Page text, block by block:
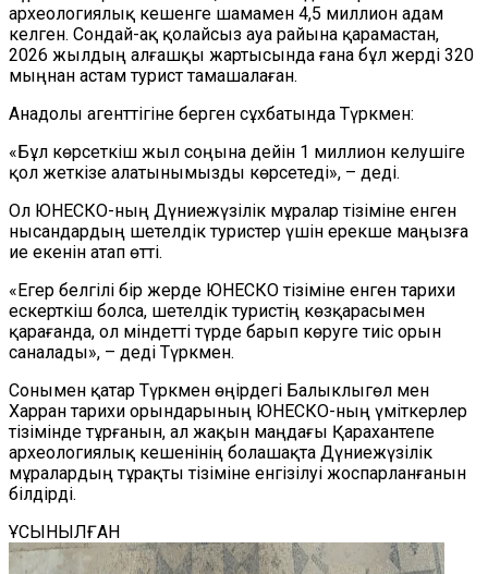
археологиялық кешенге шамамен 4,5 миллион адам
келген. Сондай-ақ қолайсыз ауа райына қарамастан,
2026 жылдың алғашқы жартысында ғана бұл жерді 320
мыңнан астам туристтамашалаған.
Анадолы агенттігіне берген сұхбатында Түркмен:
«Бұл көрсеткіш жыл соңына дейін 1 миллион келушіге
қол жеткізе алатынымызды көрсетеді», – деді.
Ол ЮНЕСКО-ның Дүниежүзілік мұралар тізіміне енген
нысандардың шетелдік туристер үшін ерекше маңызға
ие екенін атап өтті.
«Егер белгілі бір жерде ЮНЕСКО тізіміне енген тарихи
ескерткіш болса, шетелдік туристің көзқарасымен
қарағанда, ол міндетті түрде барып көруге тиіс орын
саналады», – деді Түркмен.
Сонымен қатар Түркмен өңірдегі Балыклыгөл мен
Харран тарихи орындарының ЮНЕСКО-ның үміткерлер
тізімінде тұрғанын, ал жақын маңдағы Қарахантепе
археологиялық кешенінің болашақта Дүниежүзілік
мұралардың тұрақты тізіміне енгізілуі жоспарланғанын
білдірді.
ҰСЫНЫЛҒАН